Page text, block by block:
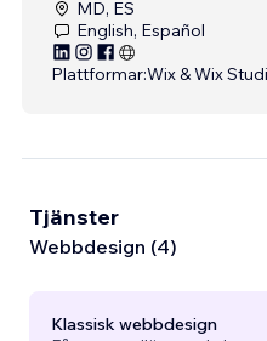
MD, ES
English, Español
Plattformar:Wix & Wix
Tjänster
Webbdesign (4)
Klassisk webbdesign